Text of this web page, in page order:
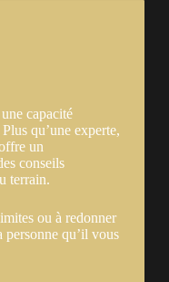
capacité
qu’une experte,
un
conseils
terrain.
ou à redonner
qu’il vous